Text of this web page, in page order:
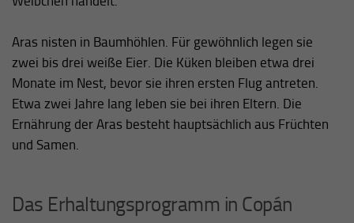
Aras nisten in Baumhöhlen. Für gewöhnlich legen sie
zwei bis drei weiße Eier. Die Küken bleiben etwa drei
Monate im Nest, bevor sie ihren ersten Flug antreten.
Etwa zwei Jahre lang leben sie bei ihren Eltern. Die
Ernährung der Aras besteht hauptsächlich aus Früchten
und Samen.
Das Erhaltungsprogramm in Copán